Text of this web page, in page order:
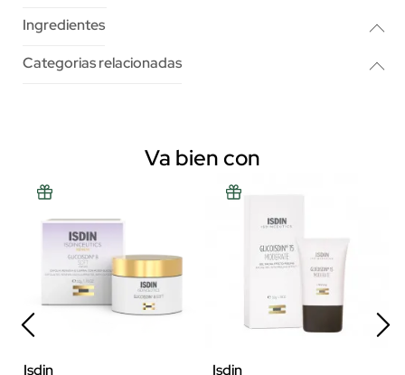
Ingredientes
Categorias relacionadas
Va bien con
Isdin Isdin